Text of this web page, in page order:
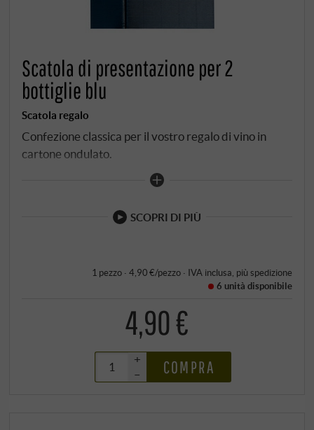
Scatola di presentazione per 2
bottiglie blu
Scatola regalo
Confezione classica per il vostro regalo di vino in
cartone ondulato.
SCOPRI DI PIÙ
1 pezzo · 4,90 €/pezzo· IVA inclusa , più spedizione
6 unità disponibile
4,90 €
+
–
COMPRA